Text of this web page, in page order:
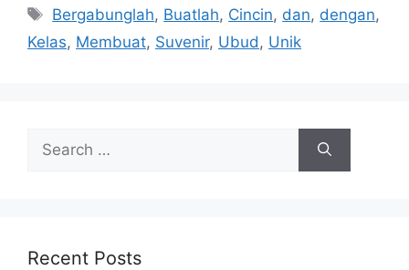
Tags
Bergabunglah, Buatlah, Cincin, dan, dengan,
Kelas, Membuat, Suvenir, Ubud , Unik
for:
Recent Posts